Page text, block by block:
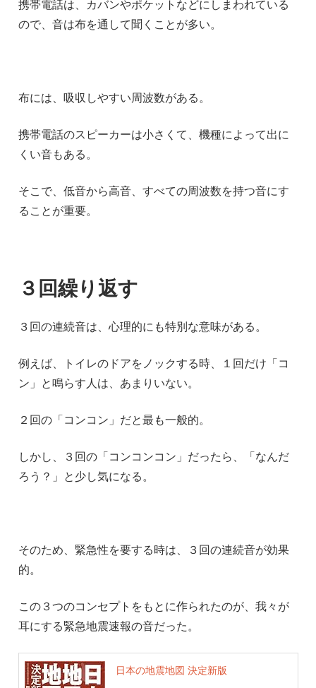
携帯電話は、カバンやポケットなどにしまわれている
ので、音は布を通して聞くことが多い。
布には、吸収しやすい周波数がある。
携帯電話のスピーカーは小さくて、機種によって出に
くい音もある。
そこで、低音から高音、すべての周波数を持つ音にす
ることが重要。
３回繰り返す
３回の連続音は、心理的にも特別な意味がある。
例えば、トイレのドアをノックする時、１回だけ「コ
ン」と鳴らす人は、あまりいない。
２回の「コンコン」だと最も一般的。
しかし、３回の「コンコンコン」だったら、「なんだ
ろう？」と少し気になる。
そのため、緊急性を要する時は、３回の連続音が効果
的。
この３つのコンセプトをもとに作られたのが、我々が
耳にする緊急地震速報の音だった。
日本の地震地図 決定新版